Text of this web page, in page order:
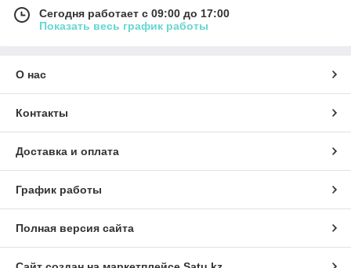
Сегодня работает с 09:00 до 17:00
Показать весь график работы
О нас
Контакты
Доставка и оплата
График работы
Полная версия сайта